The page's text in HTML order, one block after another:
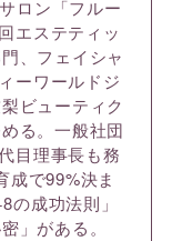
ロン「フルー
エステティッ
、フェイシャ
ーワールドジ
ビューティク
る。一般社団
目理事長も務
成で99%決ま
の成功法則」
」がある。